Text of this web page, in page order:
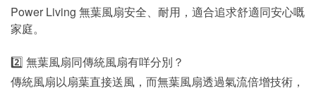
Power Living 無葉風扇安全、耐用，適合追求舒適同安心嘅
家庭。
2️⃣ 無葉風扇同傳統風扇有咩分別？
傳統風扇以扇葉直接送風，而無葉風扇透過氣流倍增技術，